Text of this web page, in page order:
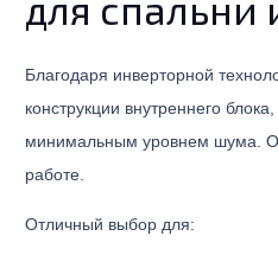
Благодаря инверторной
конструкции внутреннего
минимальным уровнем шума.
работе.
Отличный выбор для: